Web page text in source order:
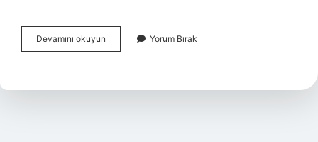
Devamını okuyun
Ne
Yorum Bırak